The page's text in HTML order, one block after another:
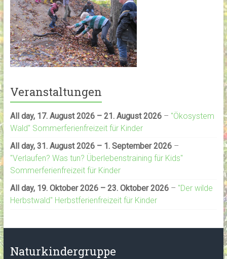
Veranstaltungen
All day, 17. August 2026 – 21. August 2026– "Ökosystem
Wald" Sommerferienfreizeit für Kinder
All day, 31. August 2026 – 1. September 2026–
"Verlaufen? Was tun? Überlebenstraining für Kids"
Sommerferienfreizeit für Kinder
All day, 19. Oktober 2026 – 23. Oktober 2026– "Der wilde
Herbstwald" Herbstferienfreizeit für Kinder
Naturkindergruppe